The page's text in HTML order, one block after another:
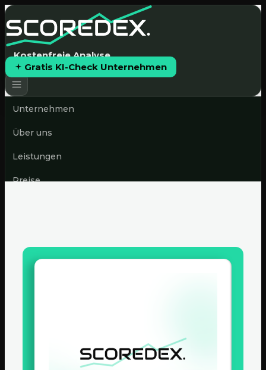
Kostenfreie Analyse
Gratis KI-Check Unternehmen
Unternehmen
Über uns
Leistungen
Preise